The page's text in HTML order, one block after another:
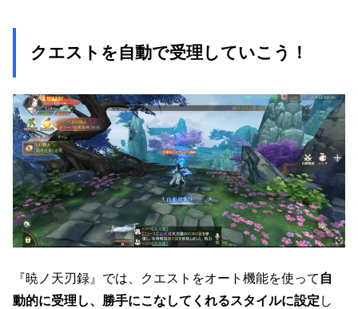
クエストを自動で受理していこう！
『暁ノ天刃録』では、クエストをオート機能を使って 自
動的に受理し、勝手にこなしてくれるスタイルに設定 し